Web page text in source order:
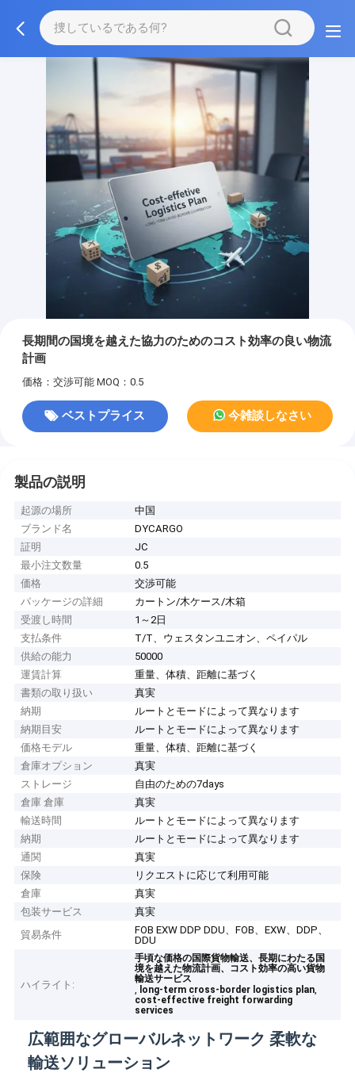
長期間の国境を越えた協力のためのコスト効率の良い物流
計画
価格：交渉可能 MOQ：0.5
ベストプライス 今雑談しなさい
製品の説明
起源の場所
中国
ブランド名
DYCARGO
証明
JC
最小注文数量
0.5
価格
交渉可能
パッケージの詳細
カートン/木ケース/木箱
受渡し時間
1～2日
支払条件
T/T、ウェスタンユニオン、ペイパル
供給の能力
50000
運賃計算
重量、体積、距離に基づく
書類の取り扱い
真実
納期
ルートとモードによって異なります
納期目安
ルートとモードによって異なります
価格モデル
重量、体積、距離に基づく
倉庫オプション
真実
ストレージ
自由のための7days
倉庫 倉庫
真実
輸送時間
ルートとモードによって異なります
納期
ルートとモードによって異なります
通関
真実
保険
リクエストに応じて利用可能
倉庫
真実
包装サービス
真実
貿易条件
FOB EXW DDP DDU、FOB、EXW、DDP、
DDU
ハイライト:
手頃な価格の国際貨物輸送、長期にわたる国
境を越えた物流計画、コスト効率の高い貨物
輸送サービス
, long-term cross-border logistics plan,
cost-effective freight forwarding
services
広範囲なグローバルネットワーク 柔軟な
輸送ソリューション